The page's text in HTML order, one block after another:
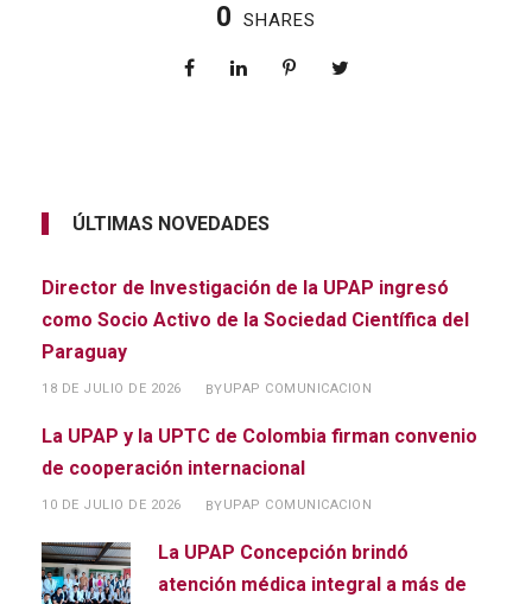
0 SHARES
ÚLTIMAS NOVEDADES
Director de Investigación de la UPAP ingresó
como Socio Activo de la Sociedad Científica del
Paraguay
18 DE JULIO DE 2026 BYUPAP COMUNICACION
La UPAP y la UPTC de Colombia firman convenio
de cooperación internacional
10 DE JULIO DE 2026 BYUPAP COMUNICACION
La UPAP Concepción brindó
atención médica integral a más de